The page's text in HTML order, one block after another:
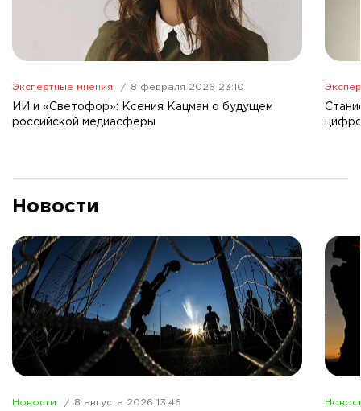
Экспертные мнения 8 февраля 2026 23:10
ИИ и «Светофор»: Ксения Кацман о будущем
российской медиасферы
Новости
Новости 8 августа 2026 13:46